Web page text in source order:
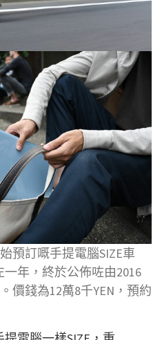
預訂嘅手提電腦SIZE車
一年，終於公佈咗由2016
價錢為12萬8千YEN，預約